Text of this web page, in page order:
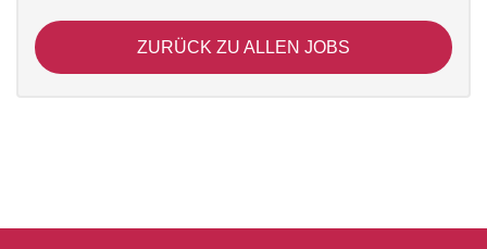
ZURÜCK ZU ALLEN JOBS